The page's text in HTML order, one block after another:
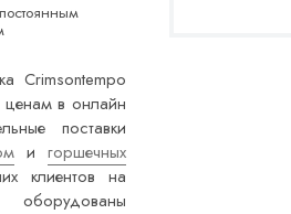
Crimsontempo
в онлайн
поставки
игоршечных
клиентов на